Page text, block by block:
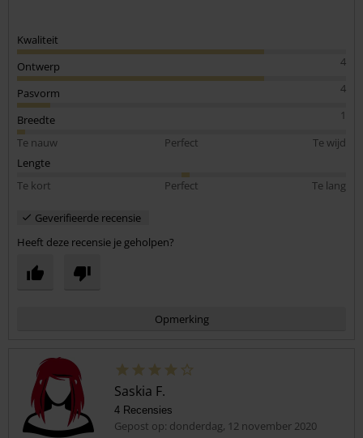
Kwaliteit
4
Ontwerp
4
Pasvorm
1
Breedte
Te nauw
Perfect
Te wijd
Lengte
Te kort
Perfect Te lang
Geverifieerde recensie
Heeft deze recensie je geholpen?
Opmerking
Saskia F.
4 Recensies
Gepost op: donderdag, 12 november 2020